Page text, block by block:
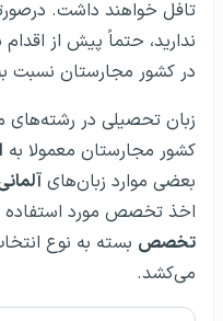
تافل خواهند داشت.
ندارید، حتماً پیش از
در کشور مجارستان نسبت
زبان تحصیلی در
کشور مجارستان معمولا به
بعضی موارد زبان‌های
اخذ تخصص مورد استفاده
تخصص بسته به نوع
می‌کشد.